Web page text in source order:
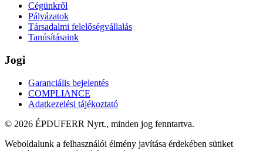
Cégünkről
Pályázatok
Társadalmi felelőségvállalás
Tanúsításaink
Jogi
Garanciális bejelentés
COMPLIANCE
Adatkezelési tájékoztató
© 2026 ÉPDUFERR Nyrt., minden jog fenntartva.
Weboldalunk a felhasználói élmény javítása érdekében sütiket